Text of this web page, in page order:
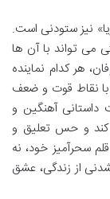
نیز ستودنی است.
می تواند با آن ها
هر کدام نماینده
نقاط قوت و ضعف
داستانی آهنگین و
کند و حس تعلیق و
سحرآمیز خود، نه
از زندگی، عشق